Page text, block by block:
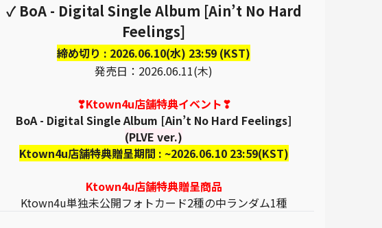
✓ BoA - Digital Single Album [Ain’t No Hard
Feelings]
締め切り : 2026.06.10(水) 23:59 (KST)
発売日：2026.06.11(木)
❣Ktown4u店舗特典イベント❣
BoA - Digital Single Album [Ain’t No Hard Feelings]
(PLVE ver.)
Ktown4u店舗特典贈呈期間 : ~2026.06.10 23:59(KST)
Ktown4u店舗特典贈呈商品
Ktown4u単独未公開フォトカード2種の中ランダム1種